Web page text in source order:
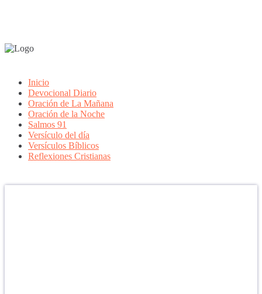
Inicio
Devocional Diario
Oración de La Mañana
Oración de la Noche
Salmos 91
Versículo del día
Versículos Bíblicos
Reflexiones Cristianas